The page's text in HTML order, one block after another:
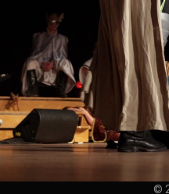
©